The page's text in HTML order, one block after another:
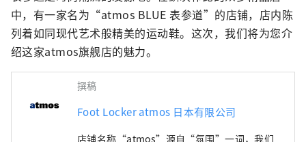
中，有一家名为“atmos BLUE 表参道”的店铺，店内陈
列着如同现代艺术般精美的运动鞋。这次，我们将为您介
绍这家atmos旗舰店的魅力。
撰稿
Foot Locker atmos 日本有限公司
店铺名称“atmos”源自“氛围”一词，我们